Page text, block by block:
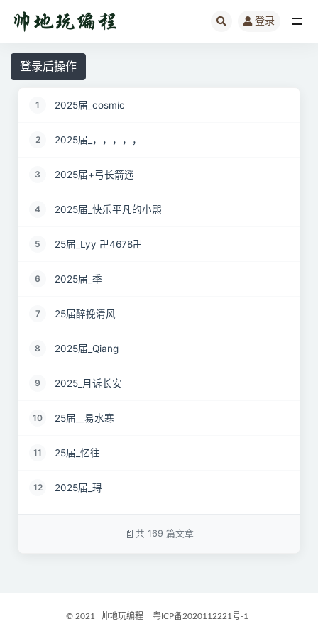
登录
登录后操作
1 2025届_cosmic
2 2025届_，，，，，
3 2025届+弓长箭遥
4 2025届_快乐平凡的小熙
5 25届_Lyy 卍4678卍
6 2025届_秊
7 25届醉挽清风
8 2025届_Qiang
9 2025_月诉长安
10 25届__易水寒
11 25届_忆往
12 2025届_𬍤
共 169 篇文章
© 2021 帅地玩编程 粤ICP备2020112221号-1